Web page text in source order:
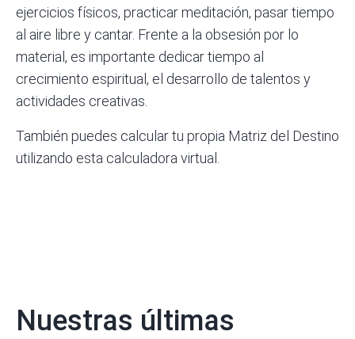
ejercicios físicos, practicar meditación, pasar tiempo
al aire libre y cantar. Frente a la obsesión por lo
material, es importante dedicar tiempo al
crecimiento espiritual, el desarrollo de talentos y
actividades creativas.
También puedes calcular tu propia Matriz del Destino
utilizando esta calculadora virtual
Nuestras últimas